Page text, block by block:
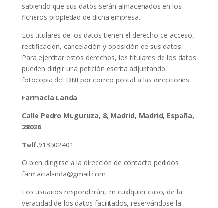
sabiendo que sus datos serán almacenados en los
ficheros propiedad de dicha empresa.
Los titulares de los datos tienen el derecho de acceso,
rectificación, cancelación y oposición de sus datos.
Para ejercitar estos derechos, los titulares de los datos
pueden dirigir una petición escrita adjuntando
fotocopia del DNI por correo postal a las direcciones:
Farmacia Landa
Calle Pedro Muguruza, 8, Madrid, Madrid, España,
28036
Telf.913502401
O bien dirigirse a la dirección de contacto pedidos
farmacialanda@gmail.com
Los usuarios responderán, en cualquier caso, de la
veracidad de los datos facilitados, reservándose la